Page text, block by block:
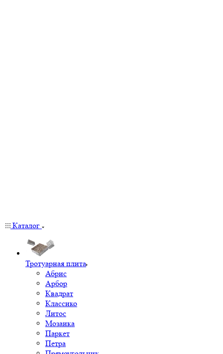
Каталог
Тротуарная плита
Абрис
Арбор
Квадрат
Классико
Литос
Мозаика
Паркет
Петра